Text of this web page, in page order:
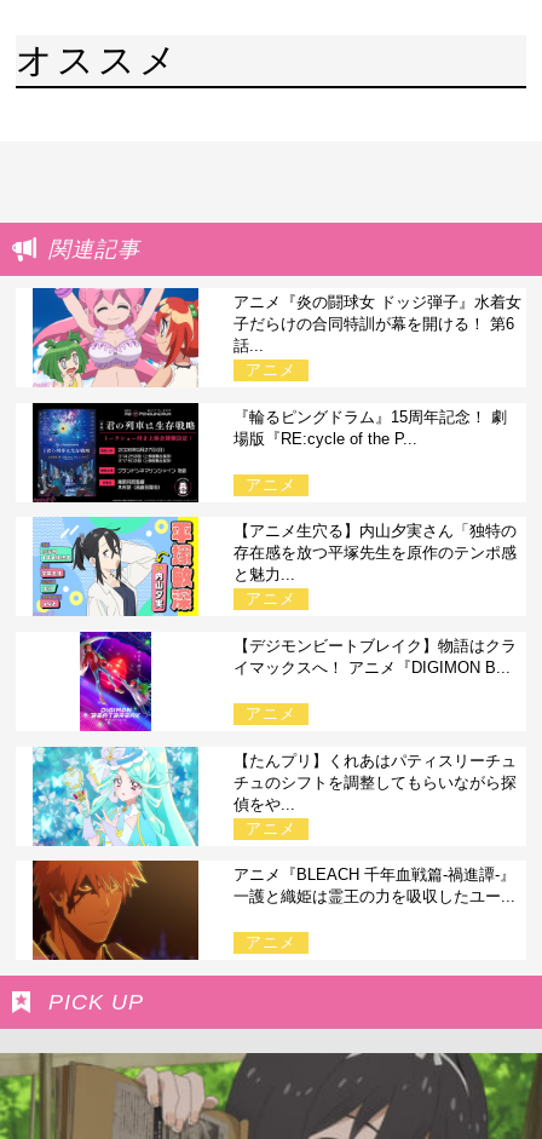
オススメ
関連記事
アニメ『炎の闘球女 ドッジ弾子』水着女
子だらけの合同特訓が幕を開ける！ 第6
話...
アニメ
『輪るピングドラム』15周年記念！ 劇
場版『RE:cycle of the P...
アニメ
【アニメ生穴る】内山夕実さん「独特の
存在感を放つ平塚先生を原作のテンポ感
と魅力...
アニメ
【デジモンビートブレイク】物語はクラ
イマックスへ！ アニメ『DIGIMON B...
アニメ
【たんプリ】くれあはパティスリーチュ
チュのシフトを調整してもらいながら探
偵をや...
アニメ
アニメ『BLEACH 千年血戦篇-禍進譚-』
一護と織姫は霊王の力を吸収したユー...
アニメ
PICK UP